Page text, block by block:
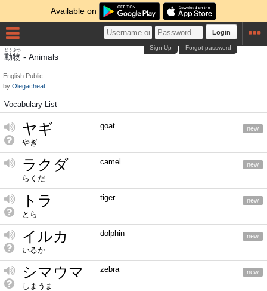
Available on
Login
Forgot password
Sign Up
動物
どうぶつ
- Animals
English Public
by Olegacheat
Vocabulary List
ヤギ
やぎ
goat new
ラクダ
らくだ
camel new
トラ
とら
tiger new
イルカ
いるか
dolphin new
シマウマ
しまうま
zebra new